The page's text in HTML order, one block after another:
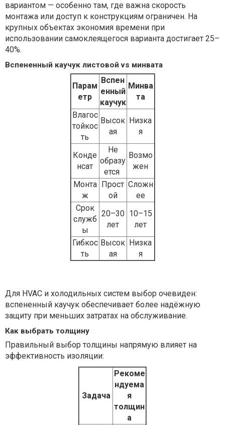
вариантом — особенно там, где важна скорость
монтажа или доступ к конструкциям ограничен. На
крупных объектах экономия времени при
использовании самоклеящегося варианта достигает 25–
40%.
Вспененный каучук листовой vs минвата
Парам
етр
Вспен
енный
каучук
Минва
та
Влагос
тойкос
ть
Высок
ая
Низка
я
Конде
нсат
Не
образу
ется
Возмо
жен
Монта
ж
Прост
ой
Сложн
ее
Срок
служб
ы
20–30
лет
10–15
лет
Гибкос
ть
Высок
ая
Низка
я
Для HVAC и холодильных систем выбор очевиден:
вспененный каучук обеспечивает более надёжную
защиту при меньших затратах на обслуживание.
Как выбрать толщину
Правильный выбор толщины напрямую влияет на
эффективность изоляции:
Задача
Рекоме
ндуема
я
толщин
а